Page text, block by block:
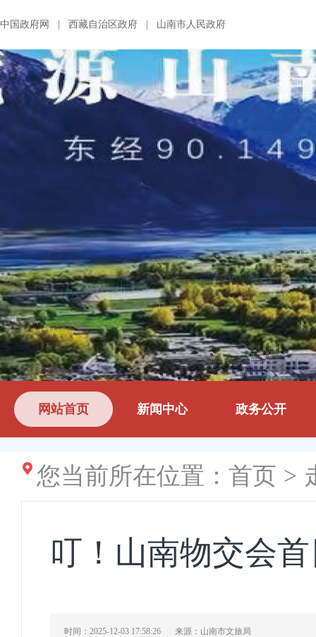
中国政府网 西藏自治区政府 山南市人民政府
网站首页 新闻中心 政务公开
您当前所在位置： 首页 >
叮！山南物交会
时间：2025-12-03 17:58:26 来源：山南市文旅局